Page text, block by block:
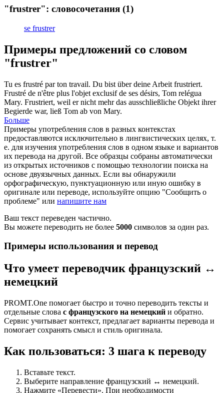
"frustrer": словосочетания (1)
se frustrer
Примеры предложений со словом
"frustrer"
Tu es frustré par ton travail. Du bist über deine Arbeit frustriert.
Frustré de n'être plus l'objet exclusif de ses désirs, Tom relégua
Mary. Frustriert, weil er nicht mehr das ausschließliche Objekt ihrer
Begierde war, ließ Tom ab von Mary.
Больше
Примеры употребления слов в разных контекстах
предоставляются исключительно в лингвистических целях, т.
е. для изучения употребления слов в одном языке и вариантов
их перевода на другой. Все образцы собраны автоматически
из открытых источников с помощью технологии поиска на
основе двуязычных данных. Если вы обнаружили
орфографическую, пунктуационную или иную ошибку в
оригинале или переводе, используйте опцию "Сообщить о
проблеме" или напишите нам
Ваш текст переведен частично.
Вы можете переводить не более 5000 символов за один раз.
Примеры использования и перевод
Что умеет переводчик французский ↔
немецкий
PROMT.One помогает быстро и точно переводить тексты и
отдельные слова с французского на немецкий и обратно.
Сервис учитывает контекст, предлагает варианты перевода и
помогает сохранять смысл и стиль оригинала.
Как пользоваться: 3 шага к переводу
Вставьте текст.
Выберите направление французский ↔ немецкий.
Нажмите «Перевести». При необходимости